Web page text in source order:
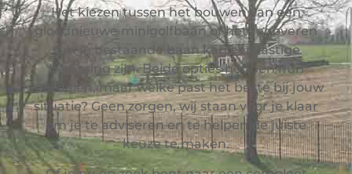
Het kiezen tussen het bouwen van een
gloednieuwe minigolfbaan of het renoveren
van je bestaande baan kan een lastige
beslissing zijn. Beide opties hebben hun
voordelen, maar welke past het beste bij jouw
situatie? Geen zorgen, wij staan voor je klaar
om je te adviseren en te helpen de juiste
keuze te maken.